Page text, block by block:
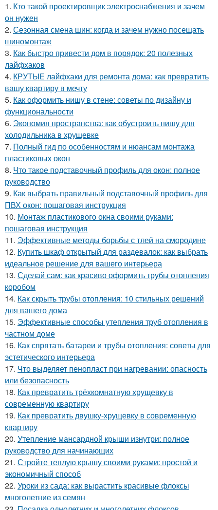
1. Кто такой проектировщик электроснабжения и зачем
он нужен
2. Сезонная смена шин: когда и зачем нужно посещать
шиномонтаж
3. Как быстро привести дом в порядок: 20 полезных
лайфхаков
4. КРУТЫЕ лайфхаки для ремонта дома: как превратить
вашу квартиру в мечту
5. Как оформить нишу в стене: советы по дизайну и
функциональности
6. Экономия пространства: как обустроить нишу для
холодильника в хрущевке
7. Полный гид по особенностям и нюансам монтажа
пластиковых окон
8. Что такое подставочный профиль для окон: полное
руководство
9. Как выбрать правильный подставочный профиль для
ПВХ окон: пошаговая инструкция
10. Монтаж пластикового окна своими руками:
пошаговая инструкция
11. Эффективные методы борьбы с тлей на смородине
12. Купить шкаф открытый для раздевалок: как выбрать
идеальное решение для вашего интерьера
13. Сделай сам: как красиво оформить трубы отопления
коробом
14. Как скрыть трубы отопления: 10 стильных решений
для вашего дома
15. Эффективные способы утепления труб отопления в
частном доме
16. Как спрятать батареи и трубы отопления: советы для
эстетического интерьера
17. Что выделяет пенопласт при нагревании: опасность
или безопасность
18. Как превратить трёхкомнатную хрущевку в
современную квартиру
19. Как превратить двушку-хрущевку в современную
квартиру
20. Утепление мансардной крыши изнутри: полное
руководство для начинающих
21. Стройте теплую крышу своими руками: простой и
экономичный способ
22. Уроки из сада: как вырастить красивые флоксы
многолетние из семян